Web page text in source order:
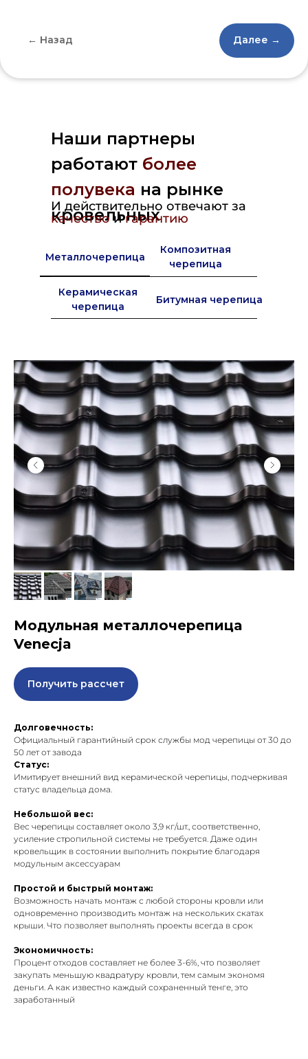
← Назад Далее →
Наши партнеры
работают более
полувека на рынке
кровельных
И действительно отвечают за
качествоигарантию
Металлочерепица
Композитная
черепица
Керамическая
черепица
Битумная черепица
Модульная металлочерепица
Venecja
Получить рассчет
Долговечность:
Официальный гарантийный срок службы мод черепицы от 30 до
50 лет от завода
Статус:
Имитирует внешний вид керамической черепицы, подчеркивая
статус владельца дома.
Небольшой вес:
Вес черепицы составляет около 3,9 кг/шт., соответственно,
усиление стропильной системы не требуется. Даже один
кровельщик в состоянии выполнить покрытие благодаря
модульным аксессуарам
Простой и быстрый монтаж:
Возможность начать монтаж с любой стороны кровли или
одновременно производить монтаж на нескольких скатах
крыши. Что позволяет выполнять проекты всегда в срок
Экономичность:
Процент отходов составляет не более 3-6%, что позволяет
закупать меньшую квадратуру кровли, тем самым экономя
деньги. А как известно каждый сохраненный тенге, это
заработанный